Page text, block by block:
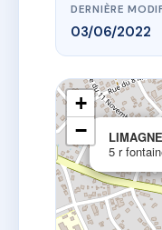
DERNIÈRE
03/06/2022
LIMAGNE
5 r
+
−